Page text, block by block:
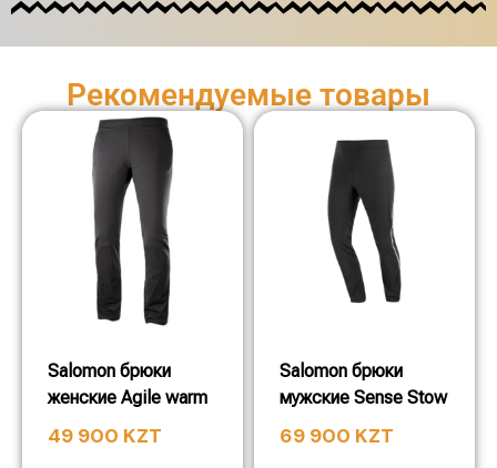
Рекомендуемые товары
Salomon брюки
женские Agile warm
49 900 KZT
Salomon брюки
мужские Sense Stow
69 900 KZT